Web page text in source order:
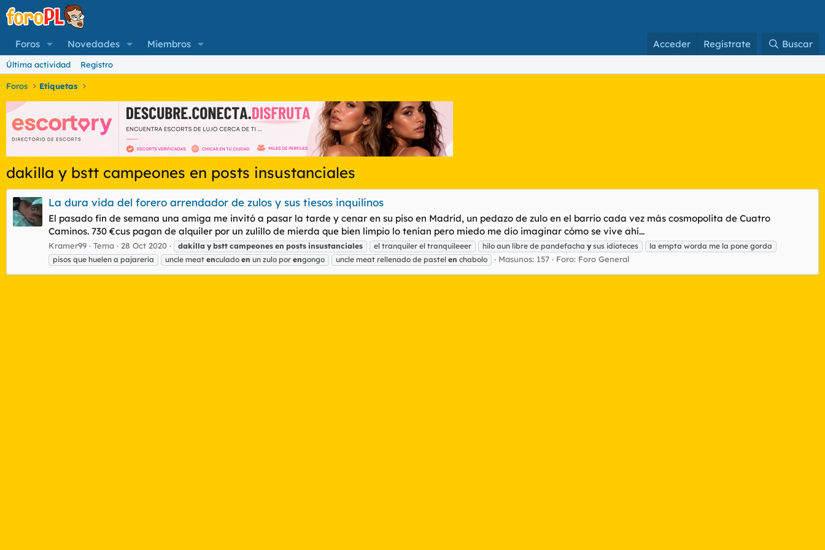
Foros Novedades Miembros Acceder Regístrate Buscar
Última actividad Registro
Foros Etiquetas
dakilla y bstt campeones en posts insustanciales
La dura vida del forero arrendador de zulos y sus tiesos inquilinos
El pasado fin de semana una amiga me invitó a pasar la tarde y cenar en su piso en Madrid, un pedazo de zulo en el barrio cada vez más cosmopolita de Cuatro
Caminos. 730 €cus pagan de alquiler por un zulillo de mierda que bien limpio lo tenían pero miedo me dio imaginar cómo se vive ahí...
Kramer99 Tema 28 Oct 2020 dakilla y bstt campeones en posts insustanciales el tranquiler el tranquileeer hilo aun libre de pandefacha y sus idioteces
la empta worda me la pone gorda
pisos que huelen a pajarería
uncle meat enculado en un zulo por engongo uncle meat rellenado de pastel en chabolo Masunos: 157 Foro: Foro General